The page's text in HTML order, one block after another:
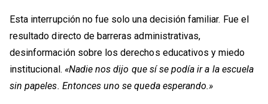
Esta interrupción no fue solo una decisión familiar. Fue el
resultado directo de barreras administrativas,
desinformación sobre los derechos educativos y miedo
institucional. «Nadie nos dijo que sí se podía ir a la escuela
sin papeles. Entonces uno se queda esperando.»